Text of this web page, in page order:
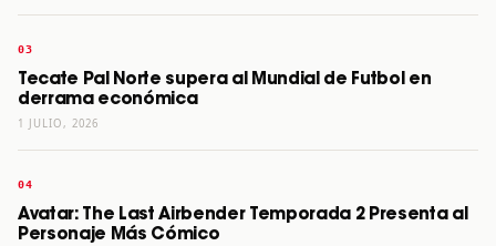
Tecate Pal Norte supera al Mundial de Futbol en
derrama económica
1 JULIO, 2026
Avatar: The Last Airbender Temporada 2 Presenta al
Personaje Más Cómico